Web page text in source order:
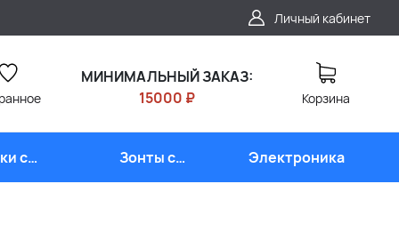
Личный кабинет
МИНИМАЛЬНЫЙ ЗАКАЗ:
15000 ₽
Корзина
с
Зонты с
логотипом
Электроника